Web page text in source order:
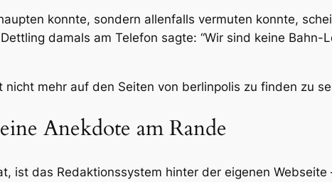
konnte, sondern allenfalls vermuten konnte,
damals am Telefon sagte: “Wir sind keine
mehr auf den Seiten von berlinpolis zu finden zu
Anekdote am Rande
ist das Redaktionssystem hinter der eigenen